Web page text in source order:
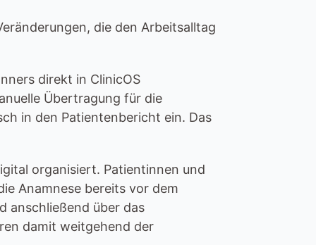
die den Arbeitsalltag
direkt in ClinicOS
Übertragung für die
in den Patientenbericht ein. Das
organisiert. Patientinnen und
Anamnese bereits vor dem
anschließend über das
damit weitgehend der